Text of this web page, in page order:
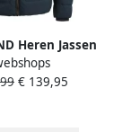
Heren Jassen
Freightyet
Blauw
€ 139,95